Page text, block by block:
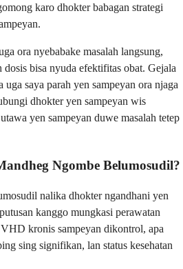
karo dhokter babagan strategi
ora nyebabake masalah langsung,
bisa nyuda efektifitas obat. Gejala
saya parah yen sampeyan ora njaga
dhokter yen sampeyan wis
yen sampeyan duwe masalah tetep
Ngombe Belumosudil?
nalika dhokter ngandhani yen
kanggo mungkasi perawatan
kronis sampeyan dikontrol, apa
sing signifikan, lan status kesehatan